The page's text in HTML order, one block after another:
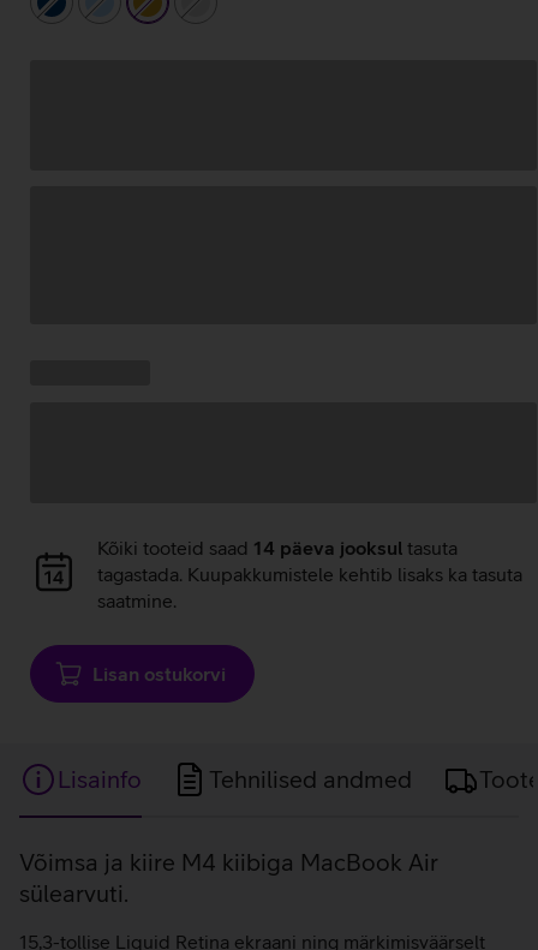
Andmete
laadimine
Kõiki tooteid saad 14 päeva jooksul tasuta
tagastada. Kuupakkumistele kehtib lisaks ka tasuta
saatmine.
Lisan ostukorvi
Lisainfo Tehnilised andmed
Lisainfo
Võimsa ja kiire M4 kiibiga MacBook Air
sülearvuti.
15,3-tollise Liquid Retina ekraani ning märkimisväärselt